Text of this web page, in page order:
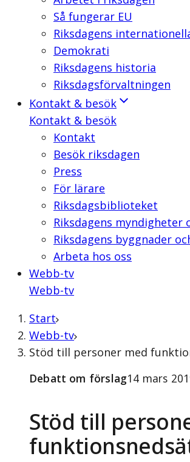
Så fungerar EU
Riksdagens
Demokrati
Riksdagens historia
Riksdagsförvaltningen
Kontakt & besök
Kontakt & besök
Kontakt
Besök riksdagen
Press
För lärare
Riksdagsbiblioteket
Riksdagens myndigheter
Riksdagens byggnader
Arbeta hos oss
Webb-tv
Webb-tv
Start
Webb-tv
Stöd till personer med
Stöd till
Debatt om förslag14 mars